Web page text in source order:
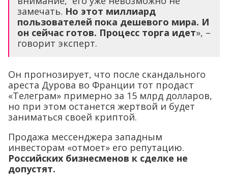
замечать. Но этот миллиард
пользователей пока дешевого мира. И
он сейчас готов. Процесс торга идет», –
говорит эксперт.
Он прогнозирует, что после скандального
ареста Дурова во Франции тот продаст
«Телеграм» примерно за 15 млрд долларов,
но при этом останется жертвой и будет
заниматься своей криптой.
Продажа мессенджера западным
инвесторам «отмоет» его репутацию.
Российских бизнесменов к сделке не
допустят.